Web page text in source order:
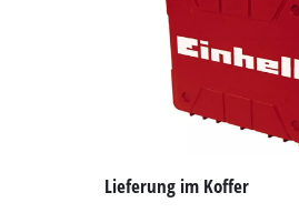
the
Lieferung im Koffer